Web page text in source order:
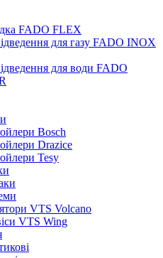
FADO FLEX
для газу FADO INOX
для води FADO
Bosch
Drazice
Tesy
VTS Volcano
VTS Wing